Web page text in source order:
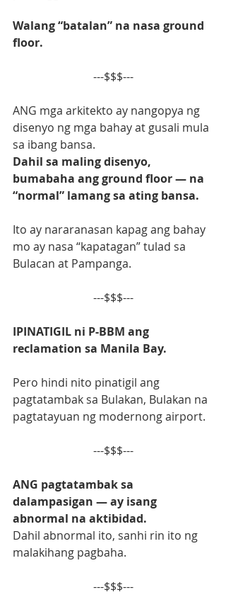
Walang “batalan” na nasa ground
floor.
---$$$---
ANG mga arkitekto ay nangopya ng
disenyo ng mga bahay at gusali mula
sa ibang bansa.
Dahil sa maling disenyo,
bumabaha ang ground floor — na
“normal” lamang sa ating bansa.
Ito ay nararanasan kapag ang bahay
mo ay nasa “kapatagan” tulad sa
Bulacan at Pampanga.
---$$$---
IPINATIGIL ni P-BBM ang
reclamation sa Manila Bay.
Pero hindi nito pinatigil ang
pagtatambak sa Bulakan, Bulakan na
pagtatayuan ng modernong airport.
---$$$---
ANG pagtatambak sa
dalampasigan — ay isang
abnormal na aktibidad.
Dahil abnormal ito, sanhi rin ito ng
malakihang pagbaha.
---$$$---